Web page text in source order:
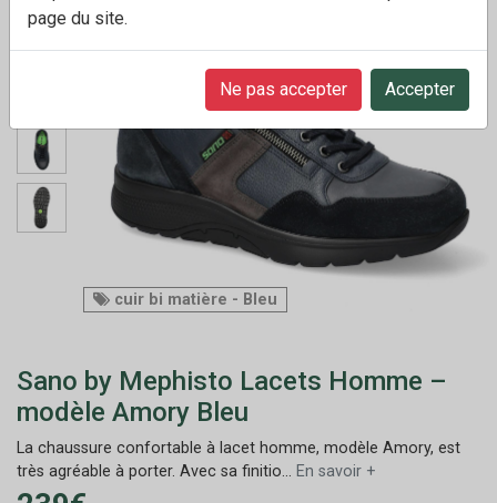
cuir bi matière - Bleu
Sano by Mephisto Lacets Homme –
modèle Amory Bleu
La chaussure confortable à lacet homme, modèle Amory, est
très agréable à porter. Avec sa finitio... En savoir +
page du site.
Ne pas accepter Accepter